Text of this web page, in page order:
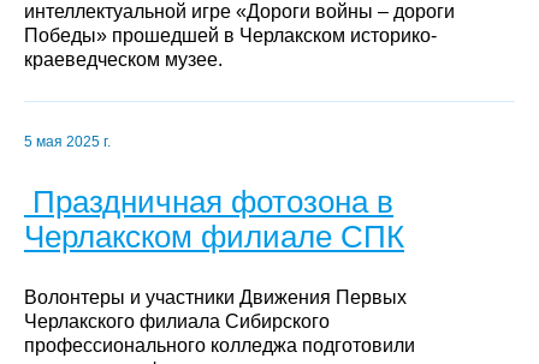
интеллектуальной игре «Дороги войны – дороги
Победы» прошедшей в Черлакском историко-
краеведческом музее.
5 мая 2025 г.
Праздничная фотозона в
Черлакском филиале СПК
Волонтеры и участники Движения Первых
Черлакского филиала Сибирского
профессионального колледжа подготовили